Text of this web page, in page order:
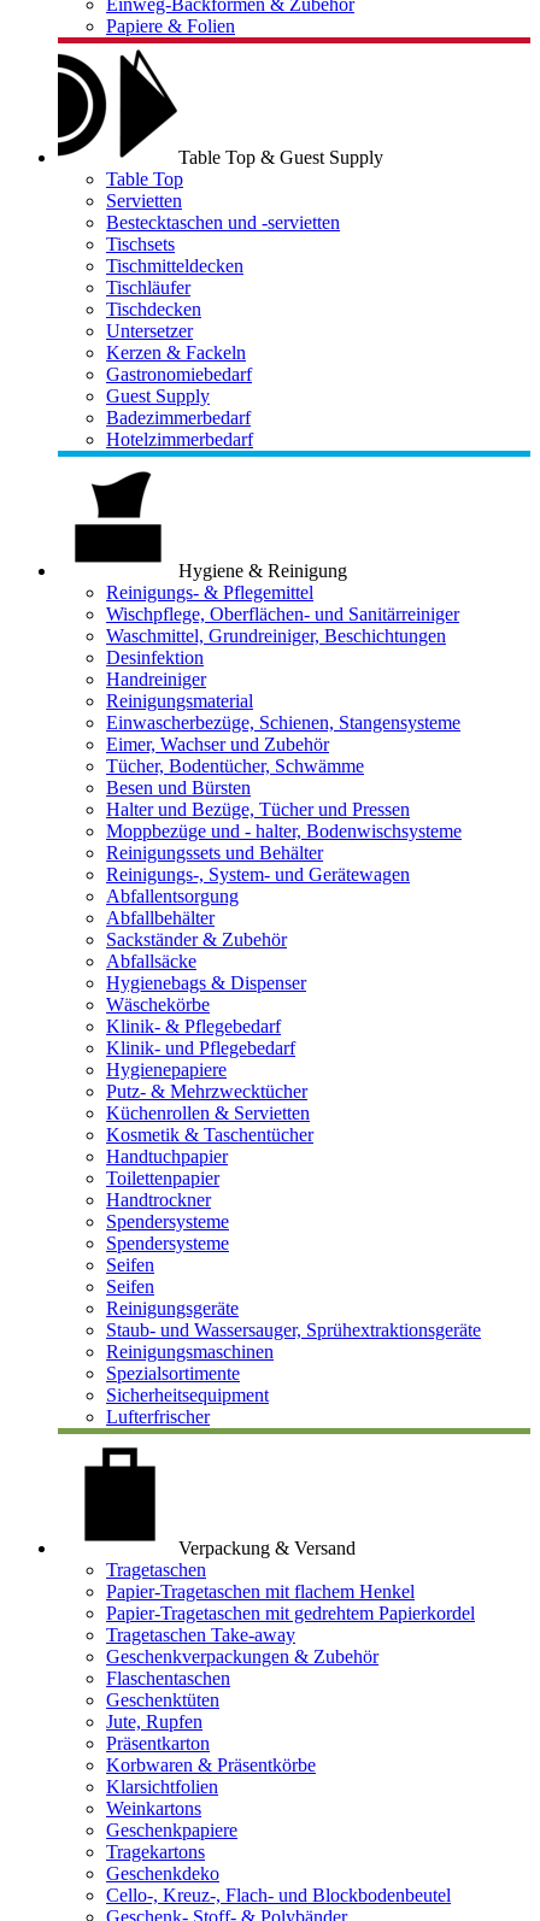
Einweg-Backformen & Zubehör
Papiere & Folien
Table Top & Guest Supply
Table Top
Servietten
Bestecktaschen und -servietten
Tischsets
Tischmitteldecken
Tischläufer
Tischdecken
Untersetzer
Kerzen & Fackeln
Gastronomiebedarf
Guest Supply
Badezimmerbedarf
Hotelzimmerbedarf
Hygiene & Reinigung
Reinigungs- & Pflegemittel
Wischpflege, Oberflächen- und Sanitärreiniger
Waschmittel, Grundreiniger, Beschichtungen
Desinfektion
Handreiniger
Reinigungsmaterial
Einwascherbezüge, Schienen, Stangensysteme
Eimer, Wachser und Zubehör
Tücher, Bodentücher, Schwämme
Besen und Bürsten
Halter und Bezüge, Tücher und Pressen
Moppbezüge und - halter, Bodenwischsysteme
Reinigungssets und Behälter
Reinigungs-, System- und Gerätewagen
Abfallentsorgung
Abfallbehälter
Sackständer & Zubehör
Abfallsäcke
Hygienebags & Dispenser
Wäschekörbe
Klinik- & Pflegebedarf
Klinik- und Pflegebedarf
Hygienepapiere
Putz- & Mehrzwecktücher
Küchenrollen & Servietten
Kosmetik & Taschentücher
Handtuchpapier
Toilettenpapier
Handtrockner
Spendersysteme
Spendersysteme
Seifen
Seifen
Reinigungsgeräte
Staub- und Wassersauger, Sprühextraktionsgeräte
Reinigungsmaschinen
Spezialsortimente
Sicherheitsequipment
Lufterfrischer
Verpackung & Versand
Tragetaschen
Papier-Tragetaschen mit flachem Henkel
Papier-Tragetaschen mit gedrehtem Papierkordel
Tragetaschen Take-away
Geschenkverpackungen & Zubehör
Flaschentaschen
Geschenktüten
Jute, Rupfen
Präsentkarton
Korbwaren & Präsentkörbe
Klarsichtfolien
Weinkartons
Geschenkpapiere
Tragekartons
Geschenkdeko
Cello-, Kreuz-, Flach- und Blockbodenbeutel